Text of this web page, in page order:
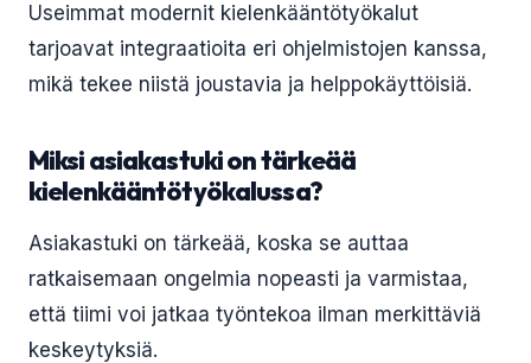
Useimmat modernit kielenkääntötyökalut
tarjoavat integraatioita eri ohjelmistojen kanssa,
mikä tekee niistä joustavia ja helppokäyttöisiä.
Miksi asiakastuki on tärkeää
kielenkääntötyökalussa?
Asiakastuki on tärkeää, koska se auttaa
ratkaisemaan ongelmia nopeasti ja varmistaa,
että tiimi voi jatkaa työntekoa ilman merkittäviä
keskeytyksiä.